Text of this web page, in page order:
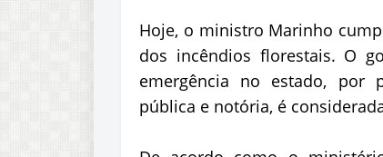
Hoje, o ministro Marinho
dos incêndios florestais. O
emergência no estado, por
pública e notória, é